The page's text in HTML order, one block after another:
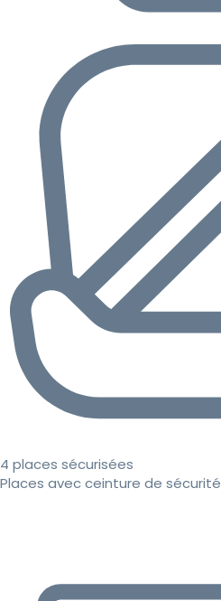
4 places sécurisées
Places avec ceinture de sécurité